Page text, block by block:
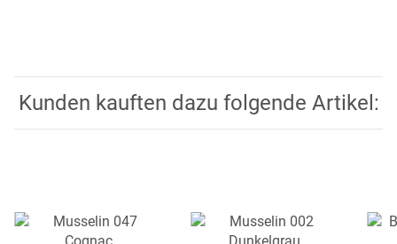
Kunden kauften dazu folgende Artikel: